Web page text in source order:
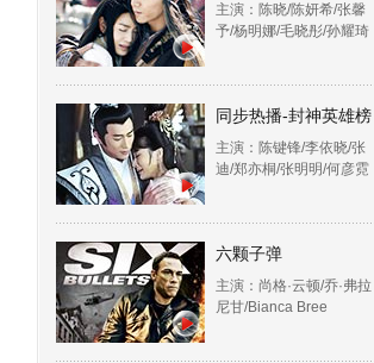
主演：陈晓/陈妍希/张馨
予/杨明娜/毛晓彤/孙耀琦
同步热播-封神英雄榜
主演：陈键锋/李依晓/张
迪/郑亦桐/张明明/何彦霓
六颗子弹
主演：尚格·云顿/乔·弗拉
尼甘/Bianca Bree